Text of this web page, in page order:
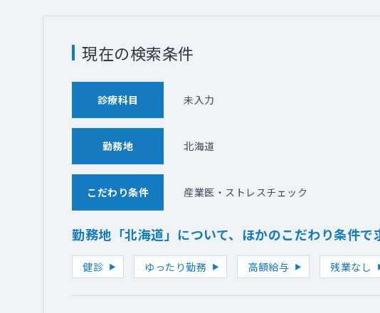
現在の検索条件
診療科目 未入力
勤務地 北海道
こだわり条件 産業医・ストレスチェック
勤務地「北海道」について、ほかのこだわり条件で
健診 ゆったり勤務 高額給与 残業なし